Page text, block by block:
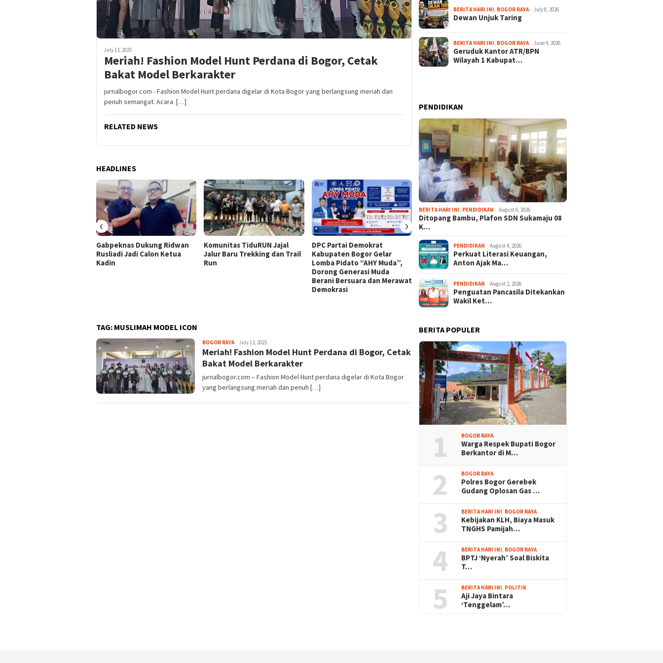
July 13, 2025
Meriah! Fashion Model Hunt Perdana di Bogor, Cetak
Bakat Model Berkarakter
jurnalbogor.com - Fashion Model Hunt perdana digelar di Kota Bogor yang berlangsung meriah dan
penuh semangat. Acara […]
RELATED NEWS
HEADLINES
Gabpeknas Dukung Ridwan
Rusliadi Jadi Calon Ketua
Kadin
Komunitas TiduRUN Jajal
Jalur Baru Trekking dan Trail
Run
DPC Partai Demokrat
Kabupaten Bogor Gelar
Lomba Pidato “AHY Muda”,
Dorong Generasi Muda
Berani Bersuara dan Merawat
Demokrasi
Lomba Rakyat Demokrat
Kabupaten Bogor Hadirkan
Kompetisi Lintas Generasi,
Uji Kekompakan dan Strategi
Tim
Kabupaten Bogor Tembus
‹ ›
TAG: MUSLIMAH MODEL ICON
BOGOR RAYASayyev
July 13, 2025
Meriah! Fashion Model Hunt Perdana di Bogor, Cetak
Bakat Model Berkarakter
jurnalbogor.com – Fashion Model Hunt perdana digelar di Kota Bogor
yang berlangsung meriah dan penuh […]
BERITA HARI INI BOGOR RAYA July 8, 2026
Dewan Unjuk Taring
BERITA HARI INI BOGOR RAYA June 4, 2026
Geruduk Kantor ATR/BPN
Wilayah 1 Kabupat…
PENDIDIKAN
BERITA HARI INI PENDIDIKAN August 6, 2026
Ditopang Bambu, Plafon SDN Sukamaju 08
K…
PENDIDIKAN August 4, 2026
Perkuat Literasi Keuangan,
Anton Ajak Ma…
PENDIDIKAN August 2, 2026
Penguatan Pancasila Ditekankan
Wakil Ket…
BERITA POPULER
1 BOGOR RAYA
Warga Respek Bupati Bogor
Berkantor di M…
2 BOGOR RAYA
Polres Bogor Gerebek
Gudang Oplosan Gas …
3 BERITA HARI INI, BOGOR RAYA
Kebijakan KLH, Biaya Masuk
TNGHS Pamijah…
4 BERITA HARI INI, BOGOR RAYA
BPTJ ‘Nyerah’ Soal Biskita
T…
5 BERITA HARI INI, POLITIK
Aji Jaya Bintara
‘Tenggelam’…